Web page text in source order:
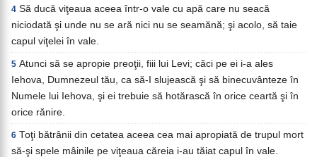
4 Să ducă viţeaua aceea într-o vale cu apă care nu seacă
niciodată şi unde nu se ară nici nu se seamănă; şi acolo, să taie
capul viţelei în vale.
5 Atunci să se apropie preoţii, fiii lui Levi; căci pe ei i-a ales
Iehova, Dumnezeul tău, ca să-I slujească şi să binecuvânteze în
Numele lui Iehova, şi ei trebuie să hotărască în orice ceartă şi în
orice rănire.
6 Toţi bătrânii din cetatea aceea cea mai apropiată de trupul mort
să-şi spele mâinile pe viţeaua căreia i-au tăiat capul în vale.